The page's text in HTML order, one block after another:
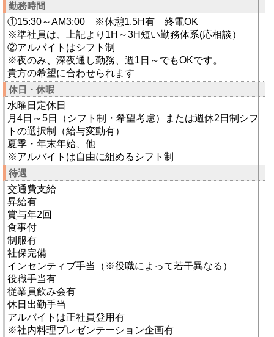
勤務時間
①15:30～AM3:00 ※休憩1.5H有 終電OK
※準社員は、上記より1H～3H短い勤務体系(応相談）
②アルバイトはシフト制
※夜のみ、深夜通し勤務、週1日～でもOKです。
貴方の希望に合わせられます
休日・休暇
水曜日定休日
月4日～5日（シフト制・希望考慮）または週休2日制シフ
トの選択制（給与変動有）
夏季・年末年始、他
※アルバイトは自由に組めるシフト制
待遇
交通費支給
昇給有
賞与年2回
食事付
制服有
社保完備
インセンティブ手当（※役職によって若干異なる）
役職手当有
従業員飲み会有
休日出勤手当
アルバイトは正社員登用有
※社内料理プレゼンテーション企画有